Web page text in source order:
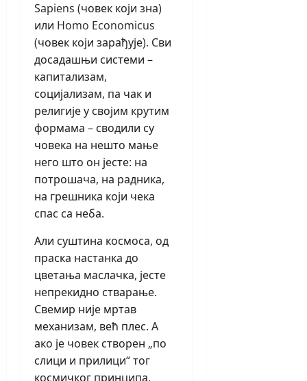
Sapiens (човек који зна)
или Homo Economicus
(човек који зарађује). Сви
досадашњи системи –
капитализам,
социјализам, па чак и
религије у својим крутим
формама – сводили су
човека на нешто мање
него што он јесте: на
потрошача, на радника,
на грешника који чека
спас са неба.
Али суштина космоса, од
праска настанка до
цветања маслачка, јесте
непрекидно стварање.
Свемир није мртав
механизам, већ плес. А
ако је човек створен „по
слици и прилици“ тог
космичког принципа,